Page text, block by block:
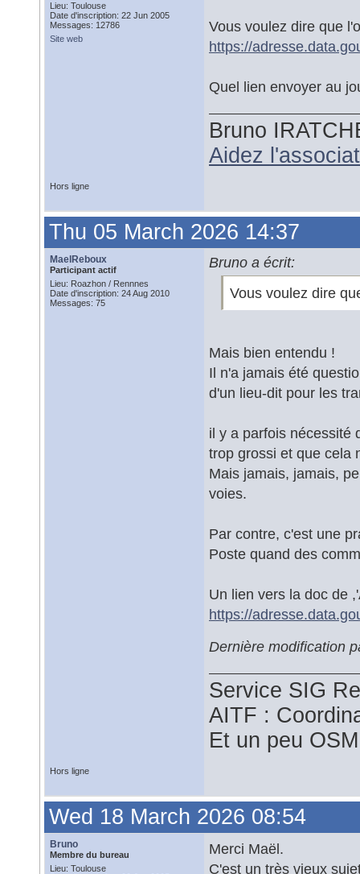
Lieu: Toulouse
Date d'inscription: 22 Jun 2005
Messages: 12786
Site web
Vous voulez dire que
https://
Quel lien envoyer au
Bruno
Aidez
Hors ligne
Thu 05 March 2026 14:37
MaelReboux
Participant actif
Lieu: Roazhon / Rennnes
Date d'inscription: 24 Aug 2010
Messages: 75
Bruno a écrit:
Vous voulez dire
Mais bien entendu !
Il n'a jamais été
d'un lieu-dit pour les
il y a parfois nécessité
trop grossi et que cela
Mais jamais, jamais,
voies.
Par contre, c'est une
Poste quand des
Un lien vers la doc de
https://
Dernière modification
Service SIG
AITF :
Et un peu
Hors ligne
Wed 18 March 2026 08:54
Bruno
Membre du bureau
Lieu: Toulouse
Merci Maël.
C'est un très vieux